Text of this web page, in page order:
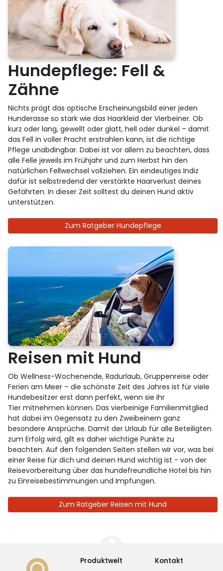
Hundepflege: Fell &
Zähne
Nichts prägt das optische Erscheinungsbild einer jeden
Hunderasse so stark wie das Haarkleid der Vierbeiner. Ob
kurz oder lang, gewellt oder glatt, hell oder dunkel – damit
das Fell in voller Pracht erstrahlen kann, ist die richtige
Pflege unabdingbar. Dabei ist vor allem zu beachten, dass
alle Felle jeweils im Frühjahr und zum Herbst hin den
natürlichen Fellwechsel vollziehen. Ein eindeutiges Indiz
dafür ist selbstredend der verstärkte Haarverlust deines
Gefährten. In dieser Zeit solltest du deinen Hund aktiv
unterstützen.
Zum Ratgeber Hundepflege
Reisen mit Hund
Ob Wellness-Wochenende, Radurlaub, Gruppenreise oder
Ferien am Meer – die schönste Zeit des Jahres ist für viele
Hundebesitzer erst dann perfekt, wenn sie ihr
Tier mitnehmen können. Das vierbeinige Familienmitglied
hat dabei im Gegensatz zu den Zweibeinern ganz
besondere Ansprüche. Damit der Urlaub für alle Beteiligten
zum Erfolg wird, gilt es daher wichtige Punkte zu
beachten. Auf den folgenden Seiten stellen wir vor, was bei
einer Reise für dich und deinen Hund wichtig ist - von der
Reisevorbereitung über das hundefreundliche Hotel bis hin
zu Einreisebestimmungen und Impfungen.
Zum Ratgeber Reisen mit Hund
Produktwelt Kontakt